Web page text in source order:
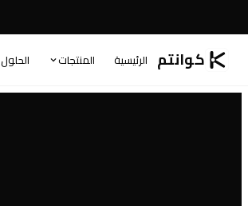
كوانتم الرئيسية المنتجات الحلول